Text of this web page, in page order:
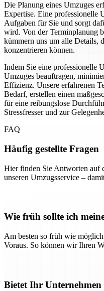
Die Planung eines Umzuges
Expertise. Eine professionelle
Aufgaben für Sie und sorgt
wird. Von der Terminplanung
kümmern uns um alle Details,
konzentrieren können.
Indem Sie eine professionelle
Umzuges beauftragen,
Effizienz. Unsere erfahrenen
Bedarf, erstellen einen
für eine reibungslose
Stressfresser und zur
FAQ
Häufig gestellte Fragen
Hier finden Sie Antworten auf
unseren Umzugsservice –
Wie früh sollte ich
Am besten so früh wie
Voraus. So können wir Ihren
Bietet Ihr